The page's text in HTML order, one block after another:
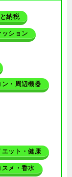
納税
ッション
ン・周辺機器
エット・健康
メ・香水